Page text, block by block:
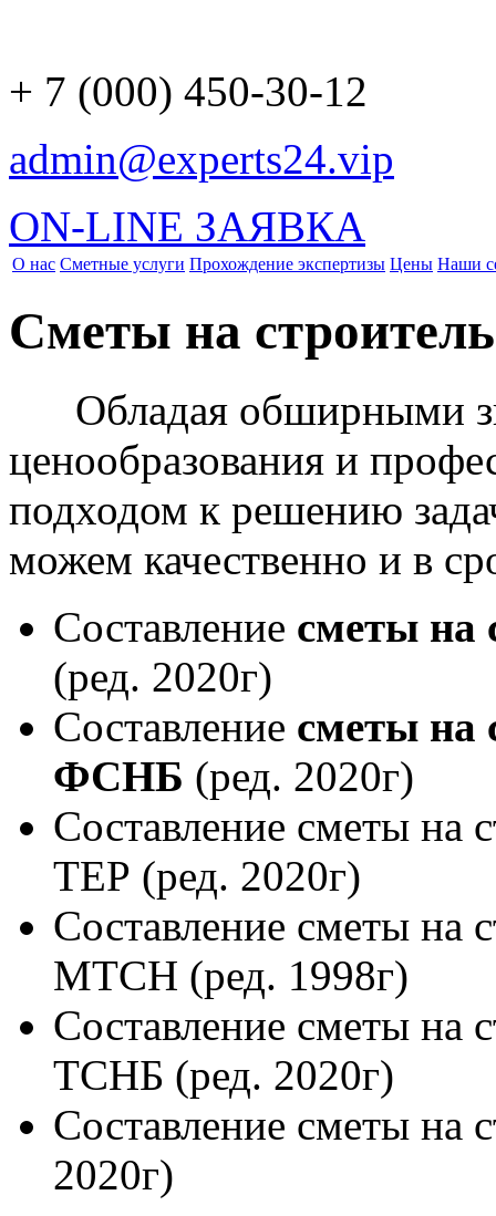
+ 7 (000) 450-30-12
admin@experts24.vip
ON-LINE ЗАЯВКА
О нас Сметные услуги Прохождение экспертизы Цены Наши
Сметы на
Обладая обширными
ценообразования и
подходом к решению
можем качественно и в
Составление сметы на
(ред. 2020г)
Составление сметы на
ФСНБ (ред. 2020г)
Составление сметы на
ТЕР (ред. 2020г)
Составление сметы на
МТСН (ред. 1998г)
Составление сметы на
ТСНБ (ред. 2020г)
Составление сметы на
2020г)